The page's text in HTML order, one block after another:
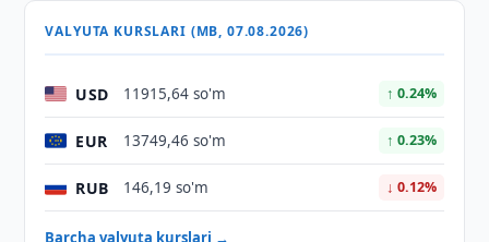
VALYUTA KURSLARI (MB, 07.08.2026)
USD 11915,64 so'm ↑ 0.24%
EUR 13749,46 so'm ↑ 0.23%
RUB 146,19 so'm ↓ 0.12%
Barcha valyuta kurslari →